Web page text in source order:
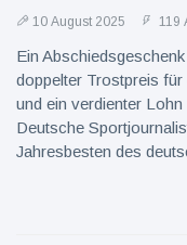
10 August 2025 119
Ein
doppelter Trostpreis
und ein verdienter
Deutsche
Jahresbesten des